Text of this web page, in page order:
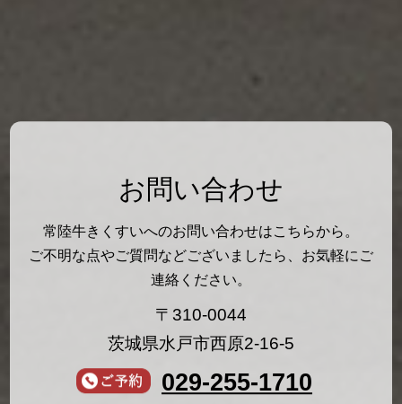
お問い合わせ
常陸牛きくすいへのお問い合わせはこちらから。
ご不明な点やご質問などございましたら、お気軽にご
連絡ください。
〒310-0044
茨城県水戸市西原2-16-5
029-255-1710